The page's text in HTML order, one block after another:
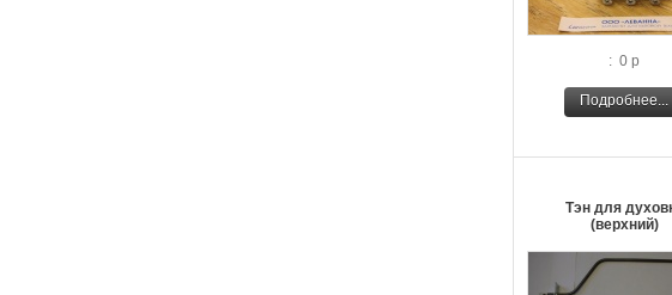
: 0 р
Подробнее...
Тэн для
(верхний)